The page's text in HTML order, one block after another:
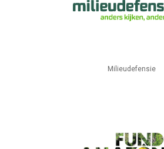
Milieudefensie